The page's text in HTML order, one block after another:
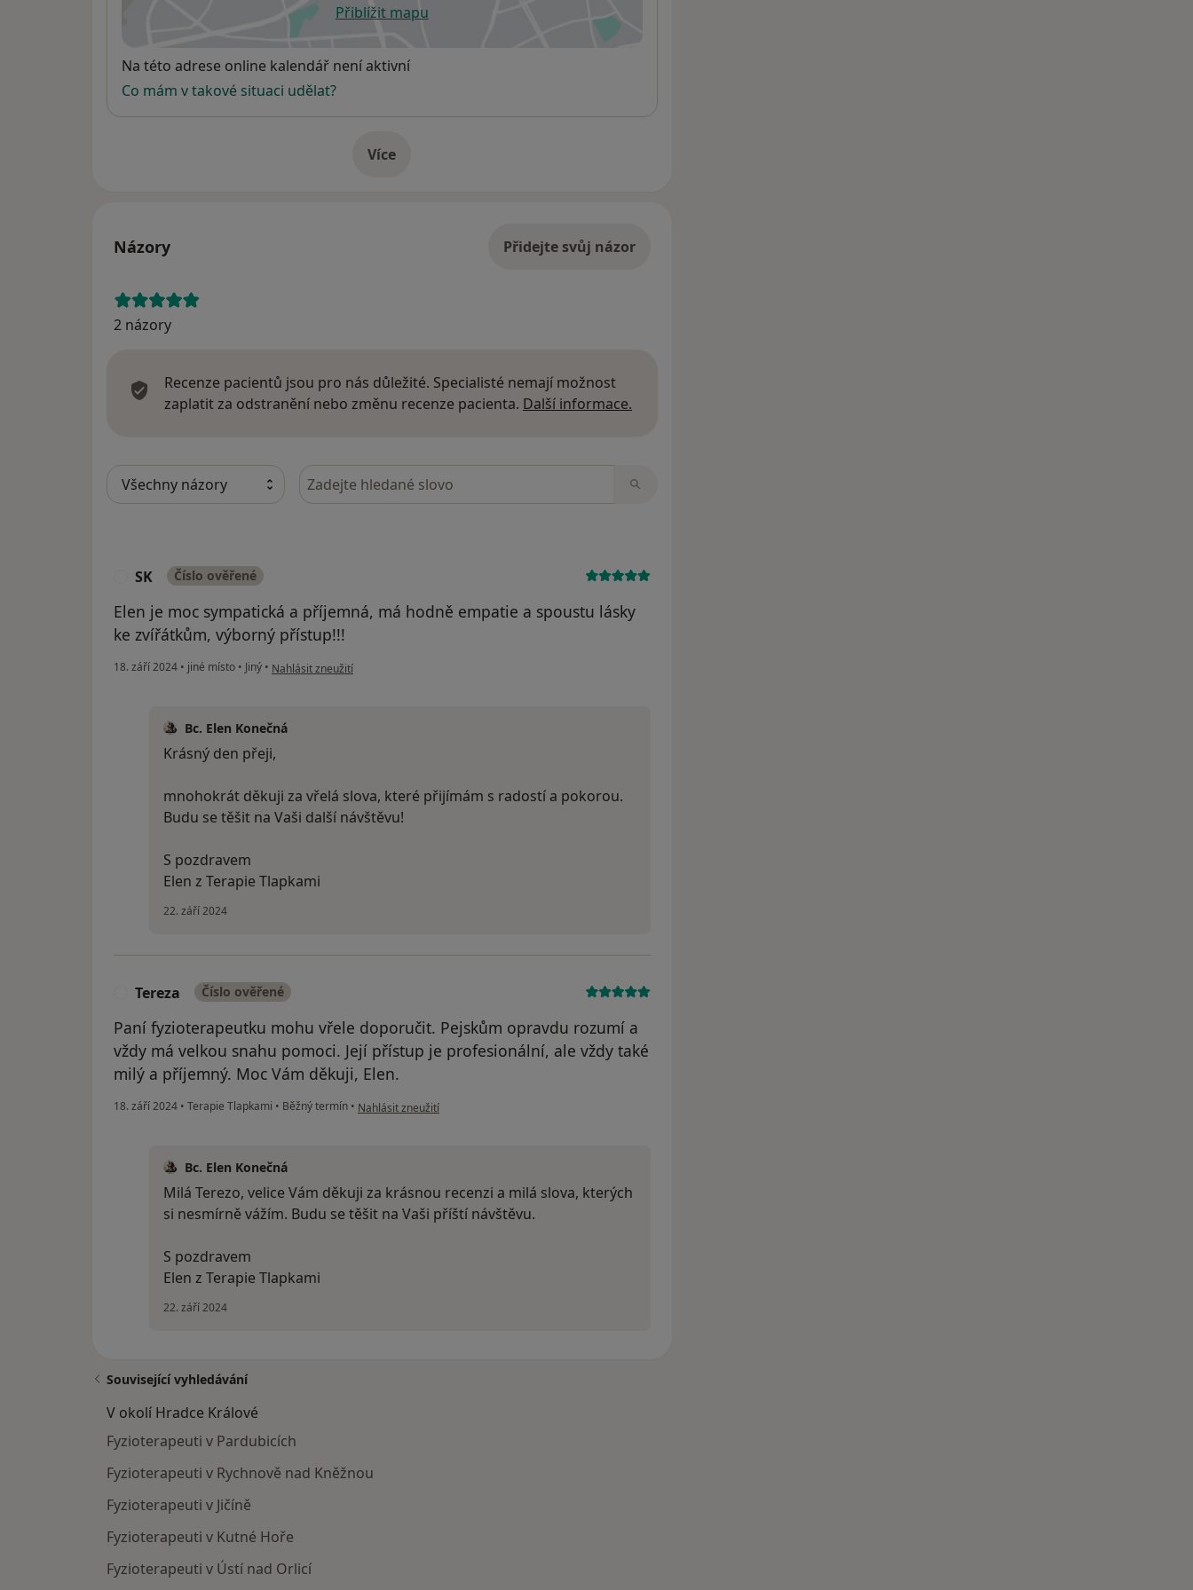
Přiblížit mapuse otevře v nové záložce
Dostupnost
Na této adrese online kalendář není aktivní
Co mám v takové situaci udělat?
Víceo adrese
Názory Přidejte svůj názor
2 názory
Recenze pacientů jsou pro nás důležité. Specialisté nemají možnost
zaplatit za odstranění nebo změnu recenze pacienta. Další informace.
Hledejte v názorech
SK Číslo ověřené
Elen je moc sympatická a příjemná, má hodně empatie a spoustu lásky
ke zvířátkům, výborný přístup!!!
18. září 2024 • jiné místo • Jiný • podle názoru uživatele SK
Nahlásit zneužití
Bc. Elen Konečná
Krásný den přeji,
mnohokrát děkuji za vřelá slova, které přijímám s radostí a pokorou.
Budu se těšit na Vaši další návštěvu!
S pozdravem
Elen z Terapie Tlapkami
22. září 2024
Tereza Číslo ověřené
Paní fyzioterapeutku mohu vřele doporučit. Pejskům opravdu rozumí a
vždy má velkou snahu pomoci. Její přístup je profesionální, ale vždy také
milý a příjemný. Moc Vám děkuji, Elen.
18. září 2024 • Terapie Tlapkami • Běžný termín • podle názoru uživatele Tereza
Nahlásit zneužití
Bc. Elen Konečná
Milá Terezo, velice Vám děkuji za krásnou recenzi a milá slova, kterých
si nesmírně vážím. Budu se těšit na Vaši příští návštěvu.
S pozdravem
Elen z Terapie Tlapkami
22. září 2024
Související vyhledávání
V okolí Hradce Králové
Fyzioterapeuti v Pardubicích
Fyzioterapeuti v Rychnově nad Kněžnou
Fyzioterapeuti v Jičíně
Fyzioterapeuti v Kutné Hoře
Fyzioterapeuti v Ústí nad Orlicí